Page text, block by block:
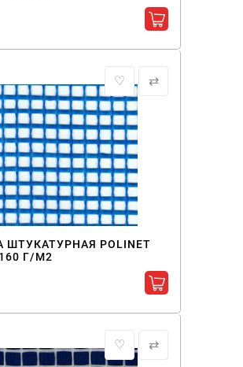
Добавить в
♡ ⇄
ШТУКАТУРНАЯ POLINET
160 Г/М2
Добавить в
♡ ⇄